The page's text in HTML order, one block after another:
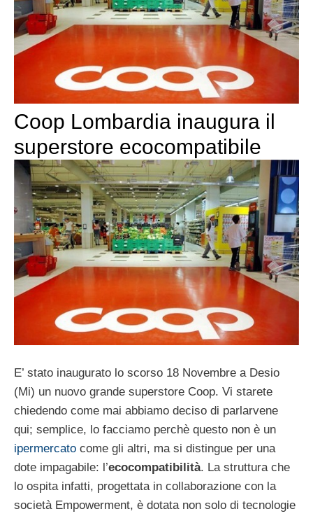
Coop Lombardia inaugura il
superstore ecocompatibile
E’ stato inaugurato lo scorso 18 Novembre a Desio
(Mi) un nuovo grande superstore Coop. Vi starete
chiedendo come mai abbiamo deciso di parlarvene
qui; semplice, lo facciamo perchè questo non è un
ipermercato come gli altri, ma si distingue per una
dote impagabile: l’ecocompatibilità. La struttura che
lo ospita infatti, progettata in collaborazione con la
società Empowerment, è dotata non solo di tecnologie